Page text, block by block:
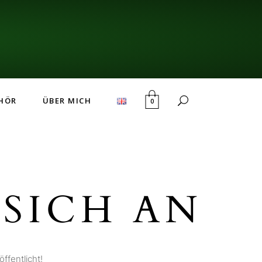
ÜBER MICH 0
AN